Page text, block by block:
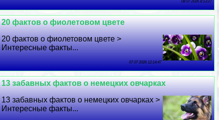
08 07 2026 8:13:27
20 фактов о фиолетовом цвете
20 фактов о фиолетовом цвете >
Интересные факты...
07 07 2026 12:14:47
13 забавных фактов о немецких овчарках
13 забавных фактов о немецких овчарках >
Интересные факты...